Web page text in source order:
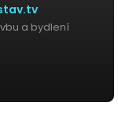
a bydlení